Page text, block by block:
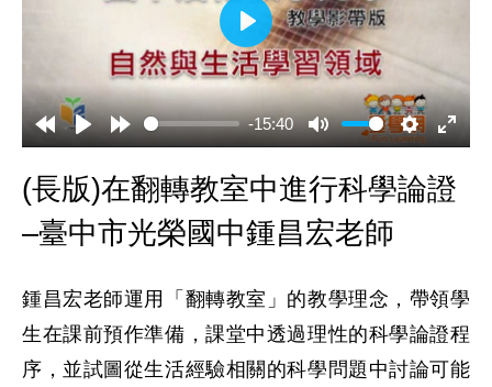
-15:40
播
放
(長版)在翻轉教室中進行科學論證
–臺中市光榮國中鍾昌宏老師
鍾昌宏老師運用「翻轉教室」的教學理念，帶領學
生在課前預作準備，課堂中透過理性的科學論證程
序，並試圖從生活經驗相關的科學問題中討論可能